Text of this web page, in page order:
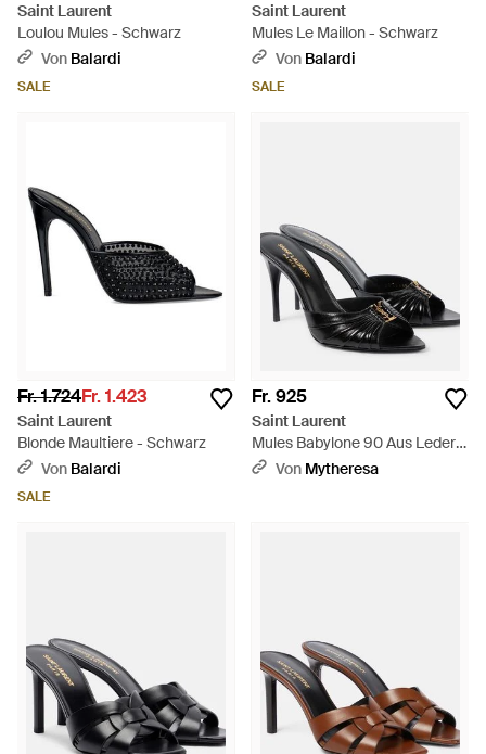
Saint Laurent
Loulou Mules - Schwarz
Von Balardi
SALE
Saint Laurent
Mules Le Maillon - Schwarz
Von Balardi
SALE
Fr. 1.724Fr. 1.423
Saint Laurent
Blonde Maultiere - Schwarz
Von Balardi
SALE
Fr. 925
Saint Laurent
Mules Babylone 90 Aus Leder -
Schwarz
Von Mytheresa